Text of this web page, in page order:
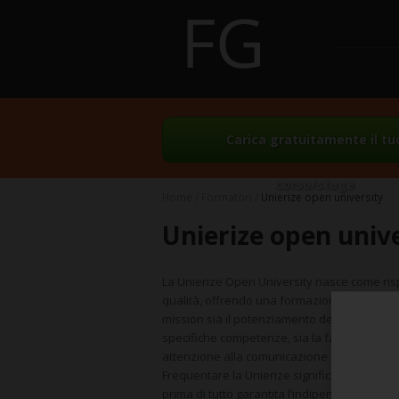
Carica gratuitamente il
corso/stage
Unierize open university
Unierize open
La Unierize Open University nasce come
specifiche competenze, sia la
Frequentare la Unierize significa vivere la